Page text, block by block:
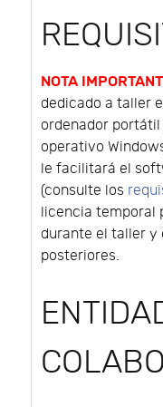
NOTA
dedicado a taller
ordenador
operativo
le facilitará el
(consulte los
licencia temporal
durante el taller y
posteriores.